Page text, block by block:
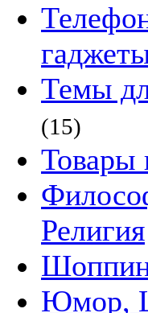
Темы
(15)
Товары
Религия
Юмор,